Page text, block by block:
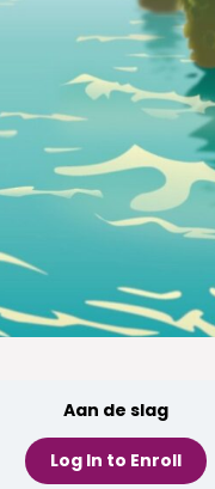
Aan de slag
Log In to Enroll